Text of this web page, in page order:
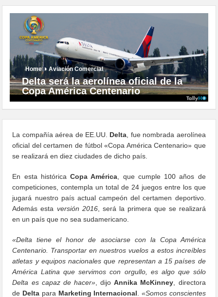
Home Aviación Comercial
Delta será la aerolínea oficial de la
Copa América Centenario
La compañía aérea de EE.UU. Delta , fue nombrada aerolínea
oficial del certamen de fútbol «Copa América Centenario» que
se realizará en diez ciudades de dicho país.
En esta históricaCopa América , que cumple 100 años de
competiciones, contempla un total de 24 juegos entre los que
jugará nuestro país actual campeón del certamen deportivo.
Además esta versión 2016, será la primera que se realizará
en un país que no sea sudamericano.
«Delta tiene el honor de asociarse con la Copa América
Centenario. Transportar en nuestros vuelos a estos increíbles
atletas y equipos nacionales que representan a 15 países de
América Latina que servimos con orgullo, es algo que sólo
Delta es capaz de hacer» , dijoAnnika McKinney , directora
de Delta para Marketing Internacional
«Somos conscientes